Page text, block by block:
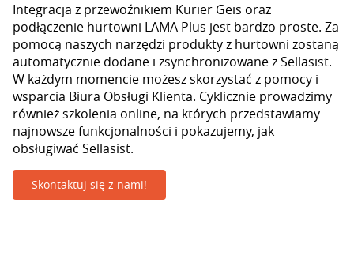
Integracja z przewoźnikiem Kurier Geis oraz
podłączenie hurtowni LAMA Plus jest bardzo proste. Za
pomocą naszych narzędzi produkty z hurtowni zostaną
automatycznie dodane i zsynchronizowane z Sellasist.
W każdym momencie możesz skorzystać z pomocy i
wsparcia Biura Obsługi Klienta. Cyklicznie prowadzimy
również szkolenia online, na których przedstawiamy
najnowsze funkcjonalności i pokazujemy, jak
obsługiwać Sellasist.
Skontaktuj się z nami!